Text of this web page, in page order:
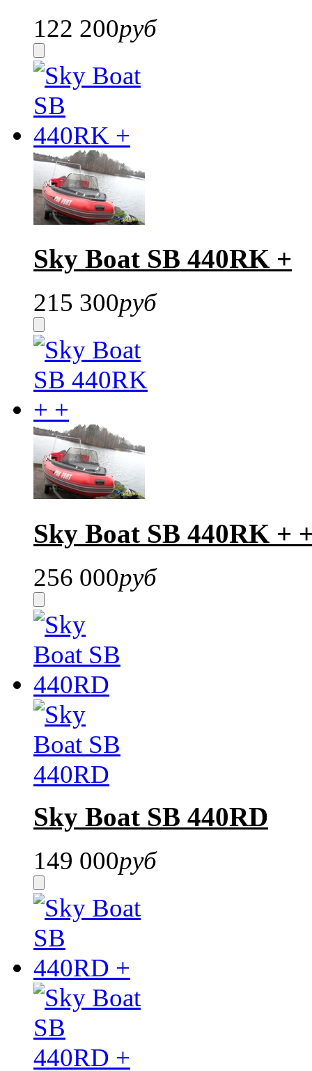
122 200руб
Sky Boat SB 440RK +
215 300руб
Sky Boat SB 440RK +
256 000руб
Sky Boat SB 440RD
149 000руб